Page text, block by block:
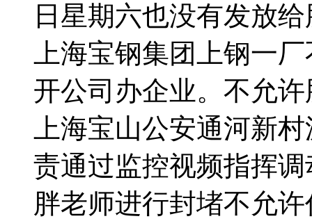
日星期六也没有发放
上海宝钢集团上钢一
开公司办企业。不允
上海宝山公安通河新
责通过监控视频指挥
胖老师进行封堵不允